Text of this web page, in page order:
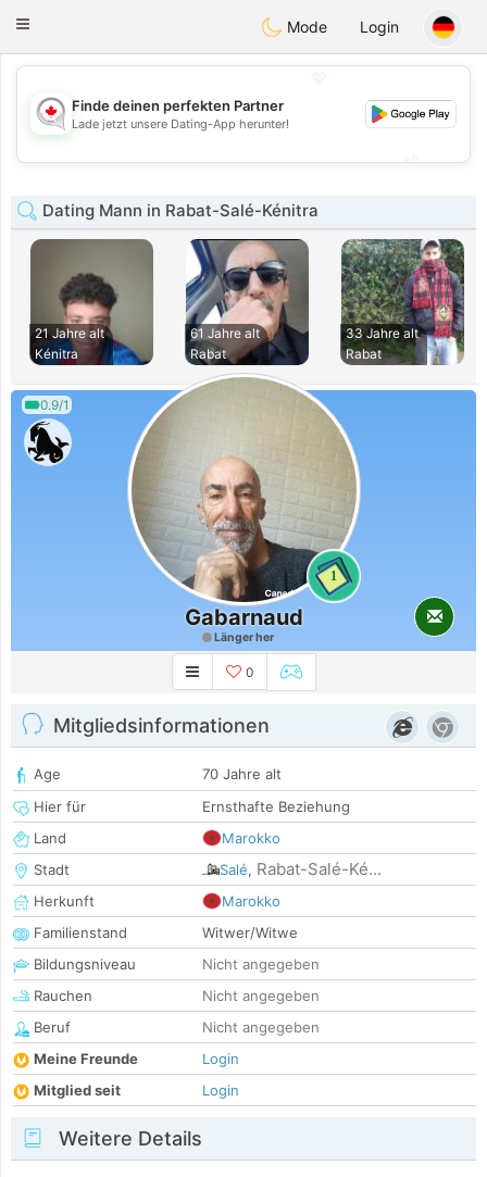
CANADIANchat
Toggle
Mode Login
💖
💕
Finde deinen perfekten Partner
Lade jetzt unsere Dating-App herunter!
Dating Mann in Rabat-Salé-Kénitra
21 Jahre alt
Kénitra
61 Jahre alt
Rabat
33 Jahre alt
Rabat
0.9/1
1
Gabarnaud
Länger her
0
Mitgliedsinformationen
Age
70 Jahre alt
Hier für
Ernsthafte Beziehung
Land
Marokko
Stadt
Salé, Rabat-Salé-Ké...
Herkunft
Marokko
Familienstand
Witwer/Witwe
Bildungsniveau
Nicht angegeben
Rauchen
Nicht angegeben
Beruf
Nicht angegeben
Meine Freunde
Login
Mitglied seit
Login
Weitere Details